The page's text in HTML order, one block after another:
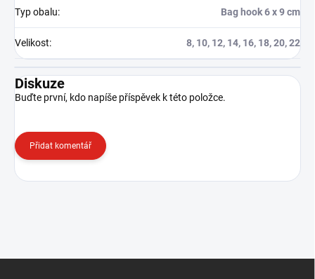
Typ obalu: Bag hook 6 x 9 cm
Velikost: 8, 10, 12, 14, 16, 18, 20, 22
Diskuze
Buďte první, kdo napíše příspěvek k této položce.
Přidat komentář